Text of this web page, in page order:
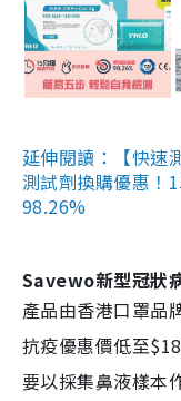
延伸閱讀：【快速
測試劑換購優惠！
98.26%
Savewo新型冠狀
產品由香港口罩品
抗疫優惠價低至
要以採集鼻液樣本